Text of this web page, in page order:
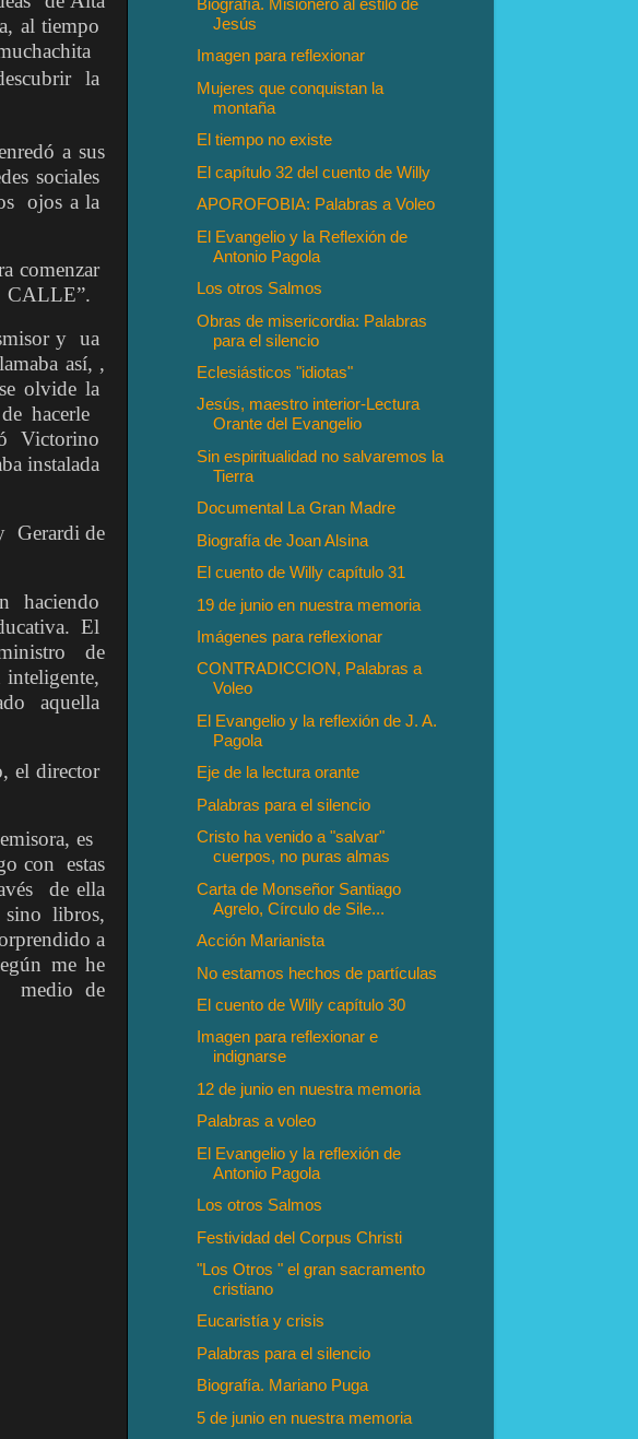
al tiempo
la
a sus
sociales
ojos a la
comenzar
CALLE”.
y ua
así, ,
olvide la
hacerle
Victorino
instalada
Gerardi de
haciendo
El
de
aquella
el director
emisora, es
con estas
de ella
sino libros,
a
me he
medio de
Biografía. Misionero al estilo de
Jesús
Imagen para reflexionar
Mujeres que conquistan la
montaña
El tiempo no existe
El capítulo 32 del cuento de Willy
APOROFOBIA: Palabras a Voleo
El Evangelio y la Reflexión de
Antonio Pagola
Los otros Salmos
Obras de misericordia: Palabras
para el silencio
Eclesiásticos "idiotas"
Jesús, maestro interior-Lectura
Orante del Evangelio
Sin espiritualidad no salvaremos la
Tierra
Documental La Gran Madre
Biografía de Joan Alsina
El cuento de Willy capítulo 31
19 de junio en nuestra memoria
Imágenes para reflexionar
CONTRADICCION, Palabras a
Voleo
El Evangelio y la reflexión de J. A.
Pagola
Eje de la lectura orante
Palabras para el silencio
Cristo ha venido a "salvar"
cuerpos, no puras almas
Carta de Monseñor Santiago
Agrelo, Círculo de Sile...
Acción Marianista
No estamos hechos de partículas
El cuento de Willy capítulo 30
Imagen para reflexionar e
indignarse
12 de junio en nuestra memoria
Palabras a voleo
El Evangelio y la reflexión de
Antonio Pagola
Los otros Salmos
Festividad del Corpus Christi
"Los Otros " el gran sacramento
cristiano
Eucaristía y crisis
Palabras para el silencio
Biografía. Mariano Puga
5 de junio en nuestra memoria